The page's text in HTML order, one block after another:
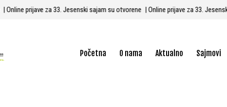
| Online prijave za 33. Jesenski sajam su otvorene | Online prijave za 33.
Početna O nama Aktualno Sajmovi